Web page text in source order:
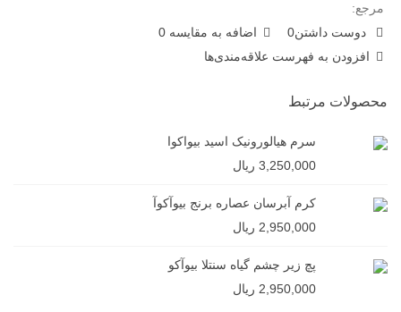
مرجع:
دوست داشتن0 اضافه به مقایسه 0
افزودن به فهرست علاقه‌مندی‌ها
محصولات مرتبط
سرم هیالورونیک اسید بیواکوا
3,250,000 ریال
کرم آبرسان عصاره برنج بیوآکوآ
2,950,000 ریال
پچ زیر چشم گیاه سنتلا بیوآکو
2,950,000 ریال